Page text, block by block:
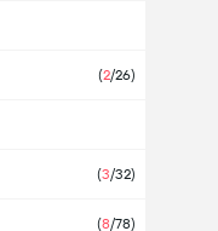
(2/26)
(3/32)
(8/78)